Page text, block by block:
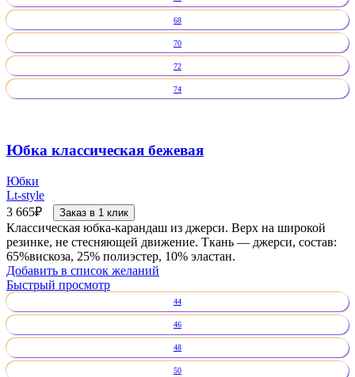
68
70
72
74
Юбка классическая бежевая
Юбки
Lt-style
3 665₽ Заказ в 1 клик
Классическая юбка-карандаш из джерси. Верх на широкой
резинке, не стесняющей движение. Ткань — джерси, состав:
65%вискоза, 25% полиэстер, 10% эластан.
Добавить в список желаний
Быстрый просмотр
44
46
48
50